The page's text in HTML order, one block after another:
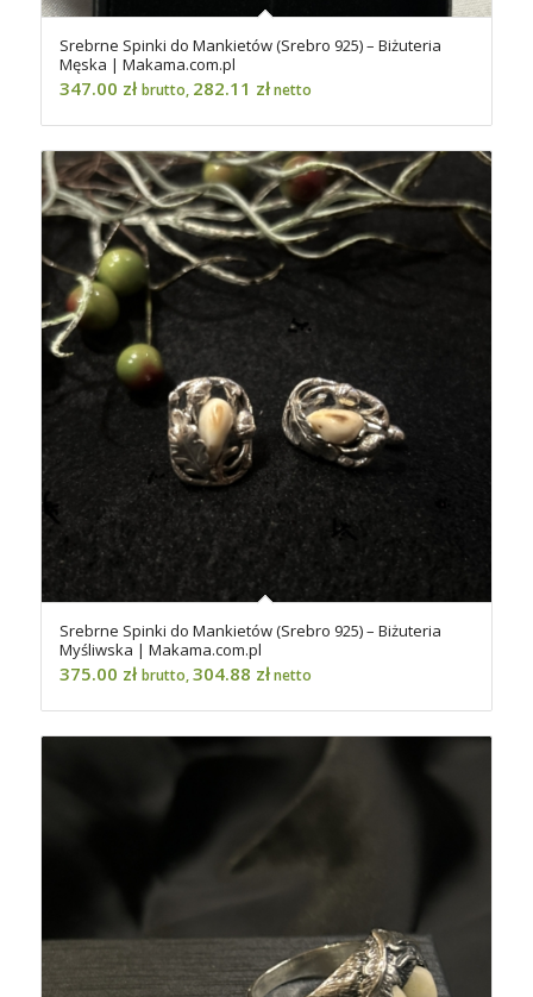
Srebrne Spinki do Mankietów (Srebro 925) – Biżuteria
Męska | Makama.com.pl
347.00 zł brutto, 282.11 złnetto
Srebrne Spinki do Mankietów (Srebro 925) – Biżuteria
Myśliwska | Makama.com.pl
375.00 zł brutto,304.88 złnetto